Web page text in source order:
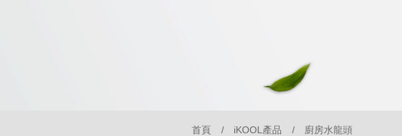
首頁 iKOOL產品 廚房水龍頭